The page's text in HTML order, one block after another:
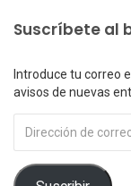
Suscríbete al
Introduce tu correo
avisos de nuevas
de
electrónico